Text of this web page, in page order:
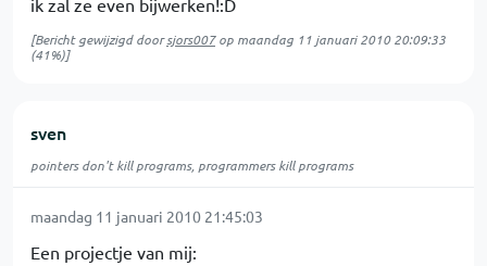
[Bericht gewijzigd doorsjors007op maandag 11 januari 2010 20:09:33
(41%)]
sven
pointers don't kill programs, programmers kill programs
maandag 11 januari 2010 21:45:03
Een projectje van mij: